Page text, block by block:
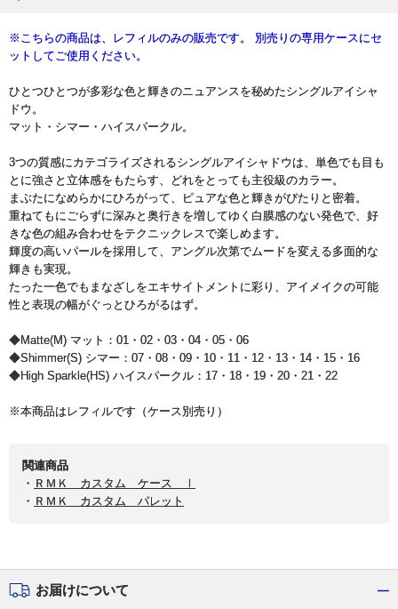
※こちらの商品は、レフィルのみの販売です。 別売りの専用ケースにセ
ットしてご使用ください。
ひとつひとつが多彩な色と輝きのニュアンスを秘めたシングルアイシャ
ドウ。
マット・シマー・ハイスパークル。
3つの質感にカテゴライズされるシングルアイシャドウは、単色でも目も
とに強さと立体感をもたらす、どれをとっても主役級のカラー。
まぶたになめらかにひろがって、ピュアな色と輝きがぴたりと密着。
重ねてもにごらずに深みと奥行きを増してゆく白膜感のない発色で、好
きな色の組み合わせをテクニックレスで楽しめます。
輝度の高いパールを採用して、アングル次第でムードを変える多面的な
輝きも実現。
たった一色でもまなざしをエキサイトメントに彩り、アイメイクの可能
性と表現の幅がぐっとひろがるはず。
◆Matte(M) マット：01・02・03・04・05・06
◆Shimmer(S) シマー：07・08・09・10・11・12・13・14・15・16
◆High Sparkle(HS) ハイスパークル：17・18・19・20・21・22
※本商品はレフィルです（ケース別売り）
関連商品
・ ＲＭＫ カスタム ケース Ⅰ
・ ＲＭＫ カスタム パレット
お届けについて